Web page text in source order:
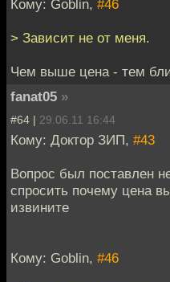
Кому: Goblin, #46
> Зависит не от меня.
Чем выше цена - тем
fanat05 »
#64 | 29.06.11 16:44
Кому: Доктор ЗИП, #43
Вопрос был поставлен
спросить почему цена
извините
Кому: Goblin, #46